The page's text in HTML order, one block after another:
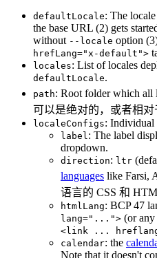
defaultLocale: The
the base URL (2) gets
without --locale option
hrefLang="x-default">
locales: List of locales
defaultLocale.
path: Root folder which all
可以是绝对的，或者相对
localeConfigs: Individual
label: The label
dropdown.
direction: ltr
languages like Farsi,
语言的 CSS 和
htmlLang: BCP 47
lang="..."> (or
<link ...
calendar: the
Note that it doesn't